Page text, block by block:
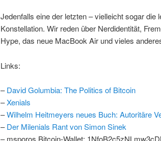
Jedenfalls eine der letzten – vielleicht sogar die
Konstellation. Wir reden über Nerdidentität,
Hype, das neue MacBook Air und vieles
Links:
–David Golumbia: The Politics of Bitcoin
–Xenials
–Wilhelm Heitmeyers neues Buch: Autoritäre
–Der Milenials Rant von Simon Sinek
– msporos Bitcoin-Wallet: